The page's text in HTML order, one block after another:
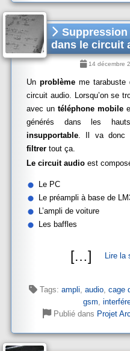
Suppression
dans le circuit
14 décembre
Unproblèmeme tarabuste
circuit audio. Lorsqu’on se
avec un téléphone mobile
générés dans les
insupportable. Il va donc
filtrer tout ça.
Le circuit audio est
Le PC
Le préampli à base de
L’ampli de voiture
Les baffles
[…] Lire la
Tags: ampli, audio, cage
gsm,
Publié dans Projet